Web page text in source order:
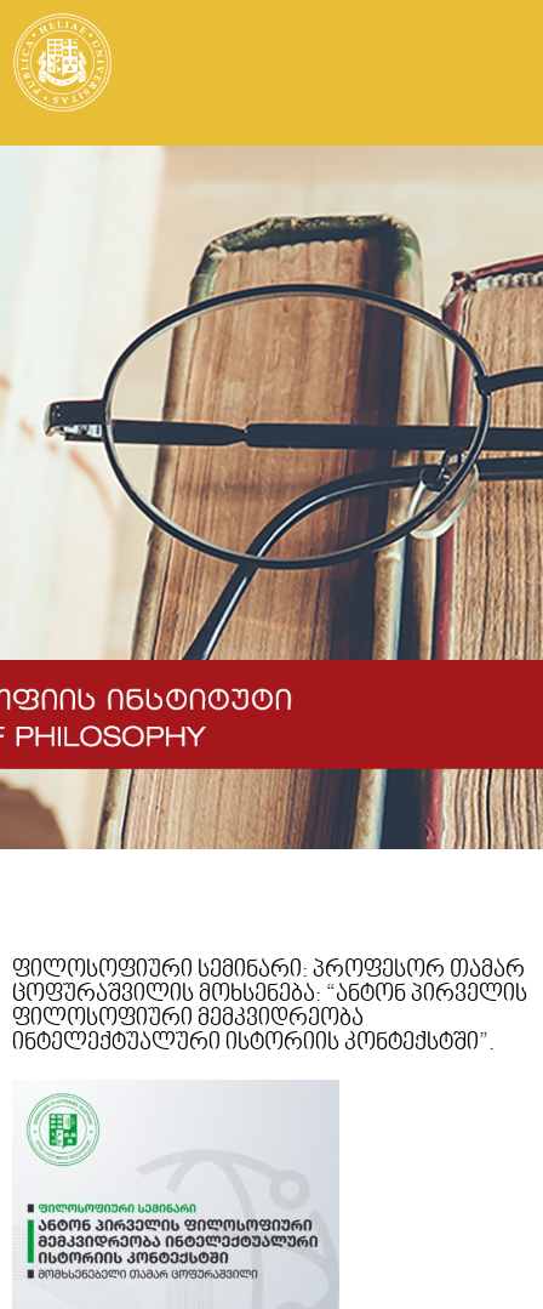
ფილოსოფიური სემინარი: პროფესორ თამარ
ცოფურაშვილის მოხსენება: “ანტონ პირველის
ფილოსოფიური მემკვიდრეობა
ინტელექტუალური ისტორიის კონტექსტში”.